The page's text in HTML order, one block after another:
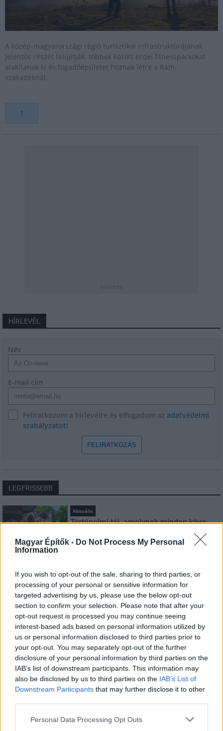
Magyar Építők - Do Not Process My Personal
Information
If you wish to opt-out of the sale, sharing to third parties, or
processing of your personal or sensitive information for
targeted advertising by us, please use the below opt-out
section to confirm your selection. Please note that after your
opt-out request is processed you may continue seeing
interest-based ads based on personal information utilized by
us or personal information disclosed to third parties prior to
your opt-out. You may separately opt-out of the further
disclosure of your personal information by third parties on the
IAB’s list of downstream participants. This information may
also be disclosed by us to third parties on the IAB’s List of
Downstream Participants that may further disclose it to other
Please note that this website/app uses one or more Google
Personal Data Processing Opt Outs
A közép-magyarországi régió turisztikai infrastruktúrájának
jelentős részét felújítják: többek között erdei fitnessparkokat
alakítanak ki és fogadóépületet hoznak létre a Rám-
szakadéknál.
1
HÍRLEVÉL
Név
E-mail cím
Feliratkozom a hírlevélre és elfogadom az adatvédelmi
szabályzatot!
FELIRATKOZÁS
LEGFRISSEBB
Aktuális
Történelmi táj, amelynek minden köve
Útépítés
M1 bővítés: már zajlik a teljesen új
Bicske Kelet csomópont építése
Új gyalogosátkelők és jelzőlámpás
csomópont épül Angyalföldön
Mi épül?
Másfélszeresére bővítik
iskoláját